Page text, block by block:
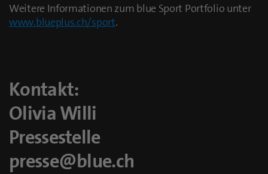
Weitere Informationen zum blue Sport Portfolio unter
www.blueplus.ch/sport.
Kontakt:
Olivia Willi
Pressestelle
presse@blue.ch